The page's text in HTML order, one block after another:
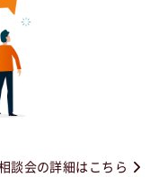
談会の詳細はこちら